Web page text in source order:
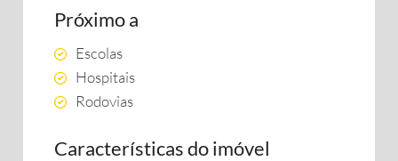
Próximo a
Escolas
Hospitais
Rodovias
Características do imóvel